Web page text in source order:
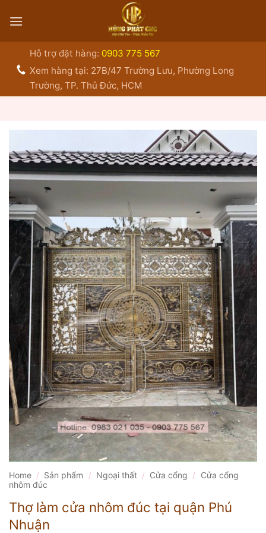
qua
Hỗ trợ đặt hàng: 0903 775 567
Xem hàng tại: 27B/47 Trường Lưu, Phường Long
Trường, TP. Thủ Đức, HCM
Home / Sản phẩm / Ngoại thất / Cửa cổng /
Cửa cổng
nhôm đúc
Thợ làm cửa nhôm đúc tại quận Phú
Nhuận